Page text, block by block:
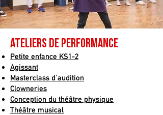
ateliers de performance
Petite enfance KS1-2
Agissant
Masterclass d'audition
Clowneries
Conception du théâtre physique
Théâtre musical